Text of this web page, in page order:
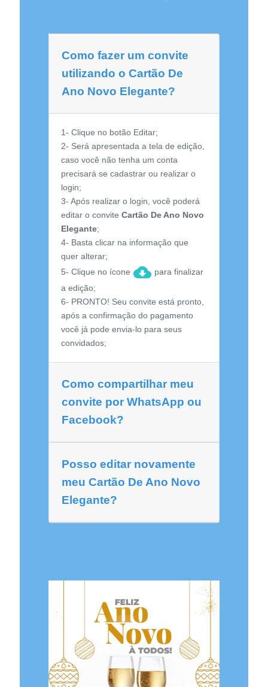
Como fazer um convite
utilizando o Cartão De
Ano Novo Elegante?
1- Clique no botão Editar;
2- Será apresentada a tela de edição,
caso você não tenha um conta
precisará se cadastrar ou realizar o
login;
3- Após realizar o login, você poderá
editar o convite Cartão De Ano Novo
Elegante;
4- Basta clicar na informação que
quer alterar;
5- Clique no ícone
para finalizar
a edição;
6- PRONTO! Seu convite está pronto,
após a confirmação do pagamento
você já pode envia-lo para seus
convidados;
Como compartilhar meu
convite por WhatsApp ou
Facebook?
Posso editar novamente
meu Cartão De Ano Novo
Elegante?